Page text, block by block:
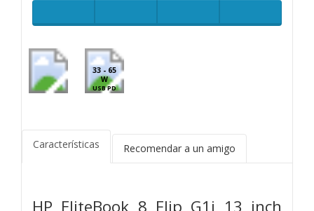
33 - 65
W
USB PD
Características Recomendar a un amigo
HP EliteBook 8 Flip G1i 13 inch